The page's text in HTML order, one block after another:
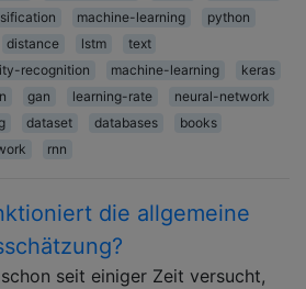
machine-learning
python
distance lstm
text
recognition
machine-learning
keras
gan learning-rate
neural-network
dataset databases
books
rnn
die allgemeine
seit einiger Zeit versucht,